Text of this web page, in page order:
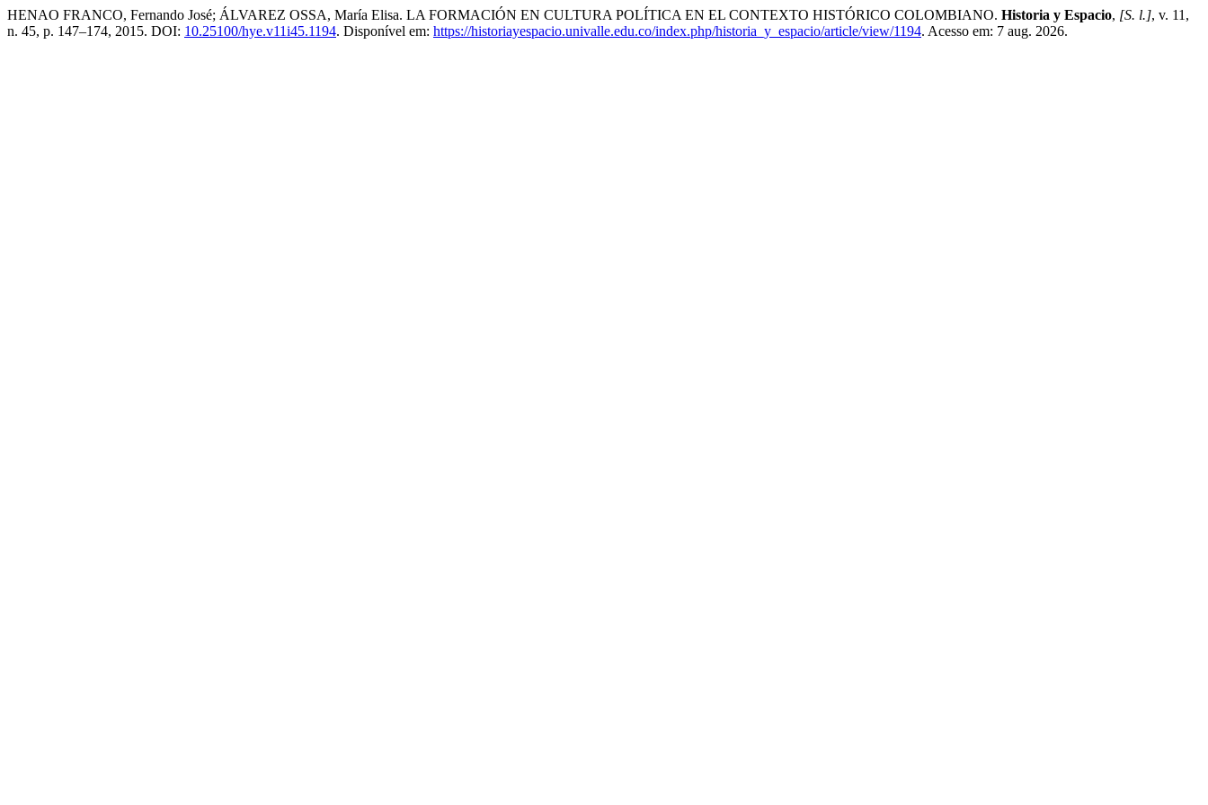
HENAO FRANCO, Fernando José; ÁLVAREZ OSSA, María Elisa. LA FORMACIÓN EN CULTURA POLÍTICA EN EL CONTEXTO HISTÓRICO COLOMBIANO. Historia y Espacio, [S. l.], v. 11,
n. 45, p. 147–174, 2015. DOI: 10.25100/hye.v11i45.1194. Disponível em: https://historiayespacio.univalle.edu.co/index.php/historia_y_espacio/article/view/1194. Acesso em: 7 aug. 2026.